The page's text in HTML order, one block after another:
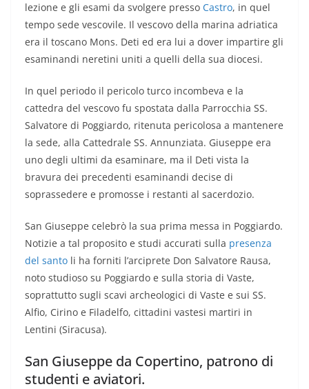
lezione e gli esami da svolgere presso Castro, in quel
tempo sede vescovile. Il vescovo della marina adriatica
era il toscano Mons. Deti ed era lui a dover impartire gli
esaminandi neretini uniti a quelli della sua diocesi.
In quel periodo il pericolo turco incombeva e la
cattedra del vescovo fu spostata dalla Parrocchia SS.
Salvatore di Poggiardo, ritenuta pericolosa a mantenere
la sede, alla Cattedrale SS. Annunziata. Giuseppe era
uno degli ultimi da esaminare, ma il Deti vista la
bravura dei precedenti esaminandi decise di
soprassedere e promosse i restanti al sacerdozio.
San Giuseppe celebrò la sua prima messa in Poggiardo.
Notizie a tal proposito e studi accurati sulla presenza
del santo li ha forniti l’arciprete Don Salvatore Rausa,
noto studioso su Poggiardo e sulla storia di Vaste,
soprattutto sugli scavi archeologici di Vaste e sui SS.
Alfio, Cirino e Filadelfo, cittadini vastesi martiri in
Lentini (Siracusa).
San Giuseppe da Copertino, patrono di
studenti e aviatori.